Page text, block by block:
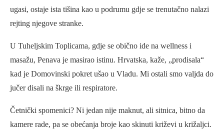
ugasi, ostaje ista tišina kao u podrumu gdje se trenutačno nalazi
rejting njegove stranke.
U Tuheljskim Toplicama, gdje se obično ide na wellness i
masažu, Penava je masirao istinu. Hrvatska, kaže, „prodisala“
kad je Domovinski pokret ušao u Vladu. Mi ostali smo valjda do
jučer disali na škrge ili respiratore.
Četnički spomenici? Ni jedan nije maknut, ali sitnica, bitno da
kamere rade, pa se obećanja broje kao skinuti križevi u križaljci.